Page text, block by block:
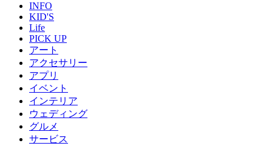
INFO
KID'S
Life
PICK UP
アート
アクセサリー
アプリ
イベント
インテリア
ウェディング
グルメ
サービス